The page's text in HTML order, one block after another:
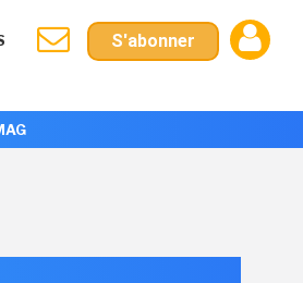
S'abonner